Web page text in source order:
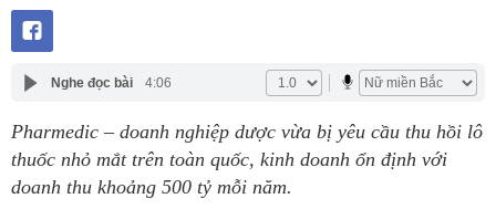
Nghe đọc bài 4:06
Pharmedic – doanh nghiệp dược vừa bị yêu cầu thu hồi lô
thuốc nhỏ mắt trên toàn quốc, kinh doanh ổn định với
doanh thu khoảng 500 tỷ mỗi năm.